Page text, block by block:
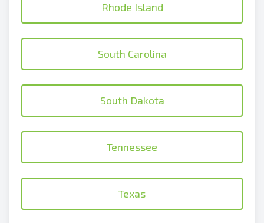
Rhode Island
South Carolina
South Dakota
Tennessee
Texas